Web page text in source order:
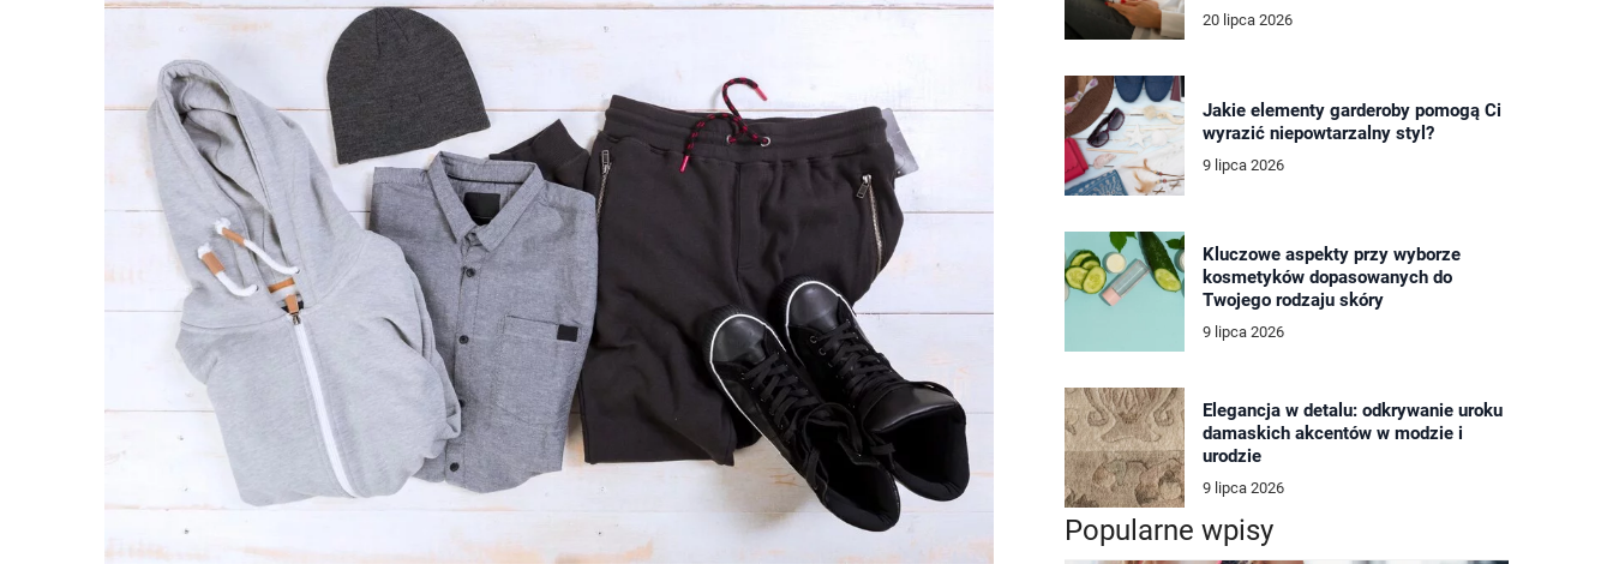
20 lipca 2026
Jakie elementy garderoby pomogą Ci
wyrazić niepowtarzalny styl?
9 lipca 2026
Kluczowe aspekty przy wyborze
kosmetyków dopasowanych do
Twojego rodzaju skóry
9 lipca 2026
Elegancja w detalu: odkrywanie uroku
damaskich akcentów w modzie i
urodzie
9 lipca 2026
Popularne wpisy